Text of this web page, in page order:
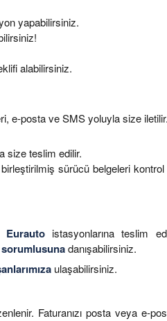
yapabilirsiniz.
alabilirsiniz.
e-posta ve SMS yoluyla size iletilir.
size teslim edilir.
sürücü belgeleri
Eurautoistasyonlarına teslim
danışabilirsiniz.
ulaşabilirsiniz.
Faturanızı posta veya e-